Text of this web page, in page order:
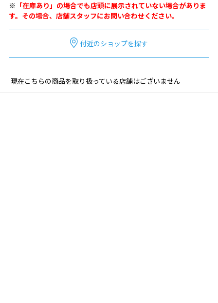
※ 「在庫あり」の場合でも店頭に展示されていない場合がありま
す。その場合、店舗スタッフにお問い合わせください。
付近のショップを探す
現在こちらの商品を取り扱っている店舗はございません